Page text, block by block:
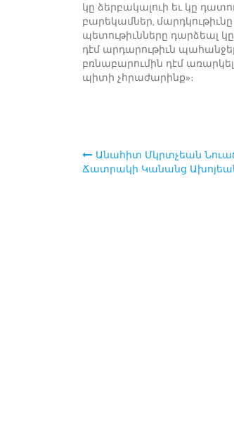
կը ձերբակալուի եւ կը
բարեկամներ,
պետութիւնները դարձեալ
դէմ արդարութիւն
բռնաբարումին դէմ
պիտի չհրաժարինք»։
Post
Անահիտ Մկրտչեան
Ճատրակի Կանանց